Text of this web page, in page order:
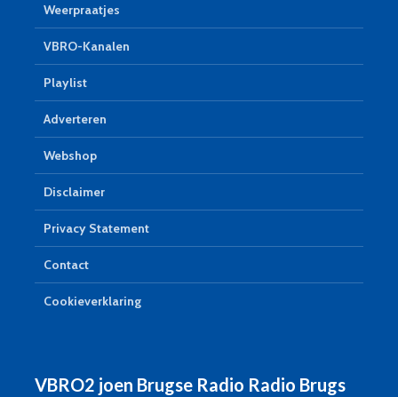
Weerpraatjes
VBRO-Kanalen
Playlist
Adverteren
Webshop
Disclaimer
Privacy Statement
Contact
Cookieverklaring
VBRO2 joen Brugse Radio Radio Brugs